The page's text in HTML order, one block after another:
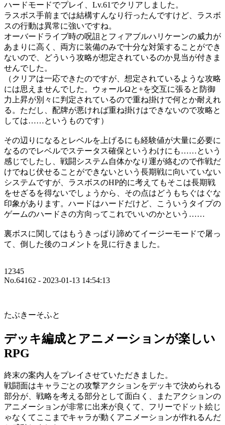
ハードモードでプレイ、Lv.61でクリアしました。
ラスボス手前までは結構すんなり行ったんですけど、ラスボ
スの行動は異常に強いですね。
オーバードライブ時の呪詛とフィアブルハリケーンの威力が
あまりに高く、両方に装備のみで十分な対策することができ
ないので、どういう攻略が想定されているのか見当が付きま
せんでした。
（クリアは一応できたのですが、想定されているような攻略
には思えませんでした。ウォールΩと+を交互に張ると防御
力上昇が別々に判定されているので重ね掛けで何とか耐えれ
る。ただし、配牌が悪ければ重ね掛けはできないので攻略と
しては……というものです）
その辺りになるとレベルを上げるにも経験値が大量に必要に
なるのでレベルでステータス確保というわけにも……という
感じでしたし、戦闘システム自体かなり運が絡むので作戦だ
けでねじ伏せることができないという長期戦に向いていない
システムですが、ラスボスのHP的に考えてもそこは長期戦
をせざるを得ないでしょうから、その点はどうもちぐはぐな
印象があります。ハードはハードだけど、こういうタイプの
ゲームのハードさの方向ってこれでいいのかという……
裏ボスに関してはもうきっぱり諦めてイージーモードで屠っ
て、倒した後のコメントを見に行きました。
12345
No.64162 - 2023-01-13 14:54:13
たぶきーそふと
デッキ編成とアニメーションが楽しい
RPG
終末の案内人をプレイさせていただきました。
戦闘面はキャラごとの攻撃アクションをデッキで決められる
部分が、戦略を考える部分として面白く、またアクションの
アニメーションが非常に出来が良くて、フリーでドット絵じ
ゃなくてここまでキャラが動くアニメーションが作れるんだ